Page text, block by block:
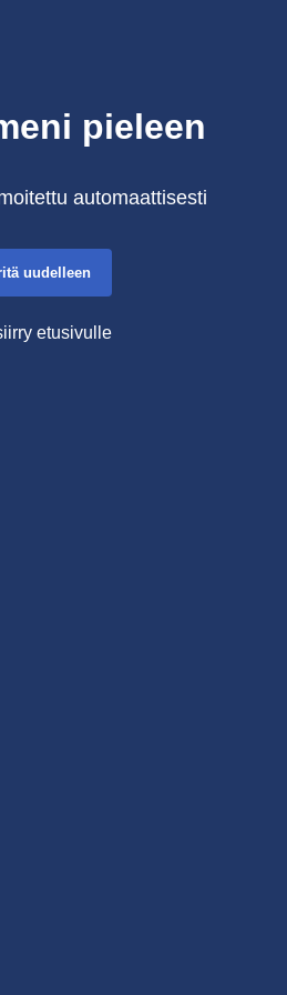
pieleen
automaattisesti
uudelleen
etusivulle